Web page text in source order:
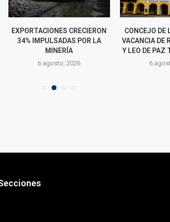
EXPORTACIONES CRECIERON
34% IMPULSADAS POR LA
MINERÍA
6 agosto, 2026
CONCEJO DE
VACANCIA DE
Y LEO DE PAZ
6